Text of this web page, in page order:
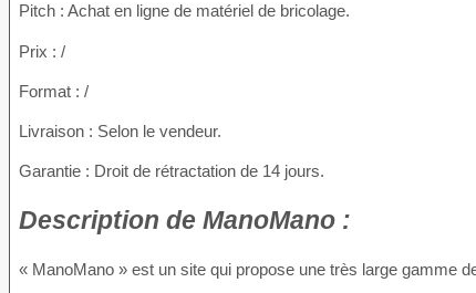
Pitch : Achat en ligne de matériel de bricolage.
Prix : /
Format : /
Livraison : Selon le vendeur.
Garantie : Droit de rétractation de 14 jours.
Description de ManoMano :
« ManoMano » est un site qui propose une très large gamme